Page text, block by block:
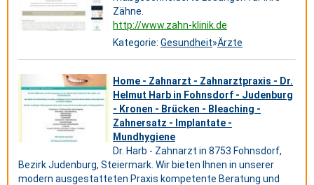
Zähne.
http://www.zahn-klinik.de
Kategorie: Gesundheit»Ärzte
Home - Zahnarzt - Zahnarztpraxis - Dr.
Helmut Harb in Fohnsdorf - Judenburg
- Kronen - Brücken - Bleaching -
Zahnersatz - Implantate -
Mundhygiene
Dr. Harb - Zahnarzt in 8753 Fohnsdorf,
Bezirk Judenburg, Steiermark. Wir bieten Ihnen in unserer
modern ausgestatteten Praxis kompetente Beratung und